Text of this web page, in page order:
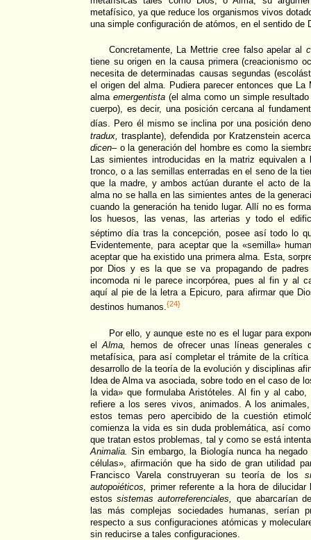
metafísico, ya que reduce los organismos vivos
una simple configuración de atómos, en el sentido de
Concretamente, La Mettrie cree falso apelar al
tiene su origen en la causa primera (creacionismo
necesita de determinadas causas segundas
el origen del alma. Pudiera parecer entonces que La
alma emergentista(el alma como un simple
cuerpo), es decir, una posición cercana al
días. Pero él mismo se inclina por una posición
tradux, trasplante), defendida por Kratzenstein
dicen–o la generación del hombre es como la
Las simientes introducidas en la matriz equivalen
tronco, o a las semillas enterradas en el seno de la
que la madre, y ambos actúan durante el acto de
alma no se halla en las simientes antes de la
cuando la generación ha tenido lugar. Allí no es
los huesos, las venas, las arterias y todo el
séptimo día tras la concepción, posee así todo lo
Evidentemente, para aceptar que la «semilla»
aceptar que ha existido una primera alma. Esta,
por Dios y es la que se va propagando de
incomoda ni le parece incorpórea, pues al fin y al
aquí al pie de la letra a Epicuro, para afirmar que
destinos humanos.{24}
Por ello, y aunque este no es el lugar para
elAlma,
hemos de ofrecer unas líneas generales
metafísica, para así completar el trámite de la
desarrollo de la teoría de la evolución y disciplinas
Idea de Alma va asociada, sobre todo en el caso de
la vida» que formulaba Aristóteles. Al fin y al
refiere a los seres vivos, animados. A los
estos temas pero apercibido de la cuestión
comienza la vida es sin duda problemática, así
que tratan estos problemas, tal y como se está
Animalia. Sin embargo, la Biología nunca ha
células», afirmación que ha sido de gran utilidad
Francisco Varela construyeran su teoría de los
autopoiéticos,
primer referente a la hora de
estossistemas autorreferenciales,
que abarcarían
las más complejas sociedades humanas, serían
respecto a sus configuraciones atómicas y
sin reducirse a tales configuraciones.